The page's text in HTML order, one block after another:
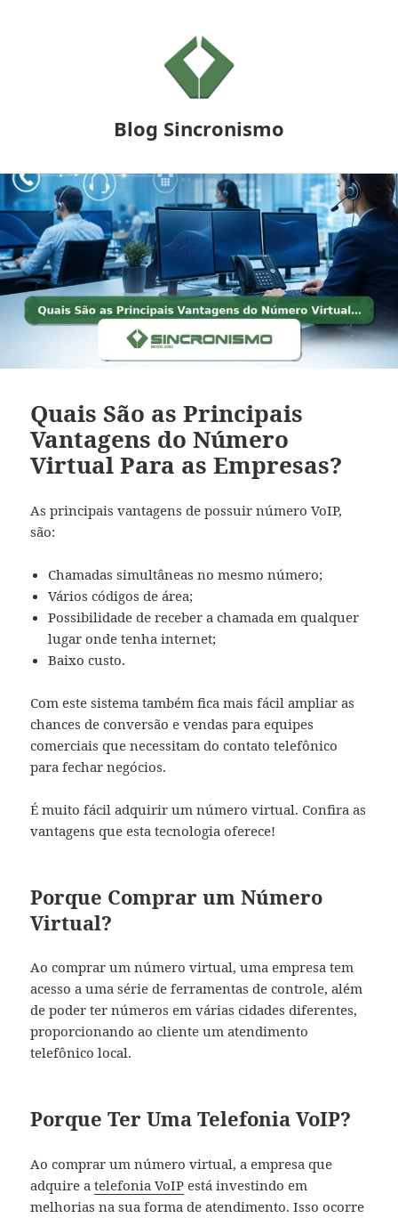
Blog Sincronismo
Quais São as Principais
Vantagens do Número
Virtual Para as Empresas?
As principais vantagens de possuir número VoIP,
são:
Chamadas simultâneas no mesmo número;
Vários códigos de área;
Possibilidade de receber a chamada em qualquer
lugar onde tenha internet;
Baixo custo.
Com este sistema também fica mais fácil ampliar as
chances de conversão e vendas para equipes
comerciais que necessitam do contato telefônico
para fechar negócios.
É muito fácil adquirir um número virtual. Confira as
vantagens que esta tecnologia oferece!
Porque Comprar um Número
Virtual?
Ao comprar um número virtual, uma empresa tem
acesso a uma série de ferramentas de controle, além
de poder ter números em várias cidades diferentes,
proporcionando ao cliente um atendimento
telefônico local.
Porque Ter Uma Telefonia VoIP?
Ao comprar um número virtual, a empresa que
adquire atelefonia VoIP está investindo em
melhorias na sua forma de atendimento. Isso ocorre